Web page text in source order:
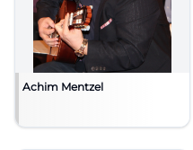
Achim Mentzel